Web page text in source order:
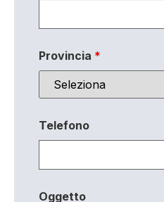
Provincia *
Telefono
Oggetto